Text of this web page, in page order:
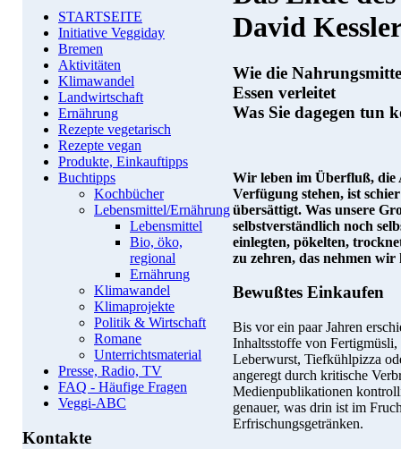
STARTSEITE
Initiative Veggiday
Bremen
Aktivitäten
Klimawandel
Landwirtschaft
Ernährung
Rezepte vegetarisch
Rezepte vegan
Produkte, Einkauftipps
Buchtipps
Kochbücher
Lebensmittel/Ernährung
Lebensmittel
Bio, öko,
regional
Ernährung
Klimawandel
Klimaprojekte
Politik & Wirtschaft
Romane
Unterrichtsmaterial
Presse, Radio, TV
FAQ - Häufige Fragen
Veggi-ABC
Kontakte
David
Wie die
Essen verleitet
Was Sie dagegen tun
Wir leben im Überfluß, die
Verfügung stehen, ist
übersättigt. Was unsere
selbstverständlich noch
einlegten, pökelten,
zu zehren, das nehmen
Bewußtes Einkaufen
Bis vor ein paar Jahren
Inhaltsstoffe von Fertigmüsli,
Leberwurst, Tiefkühlpizza
angeregt durch kritische
Medienpublikationen
genauer, was drin ist im
Erfrischungsgetränken.